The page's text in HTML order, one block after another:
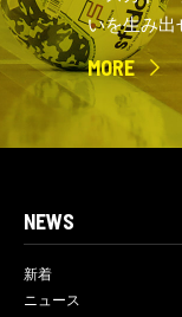
いを生み出
MORE
NEWS
新着
ニュース